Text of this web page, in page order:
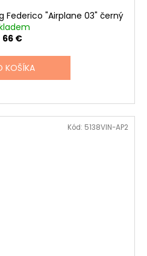
Federico "Airplane 03" černý
66 €
KOŠÍKA
Kód: 5138VIN-AP2